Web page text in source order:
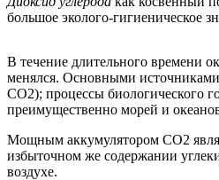
большое эколого-гигиеническое
В течение длительного времени
менялся. Основными источниками
CO2); процессы биологического
преимущественно морей и
Мощным аккумулятором CO2
избыточном же содержании
воздухе.